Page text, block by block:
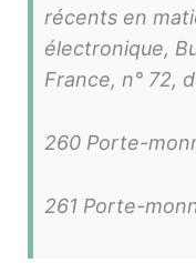
récents en
électronique,
France, n° 72,
260 Porte-
261 Porte-